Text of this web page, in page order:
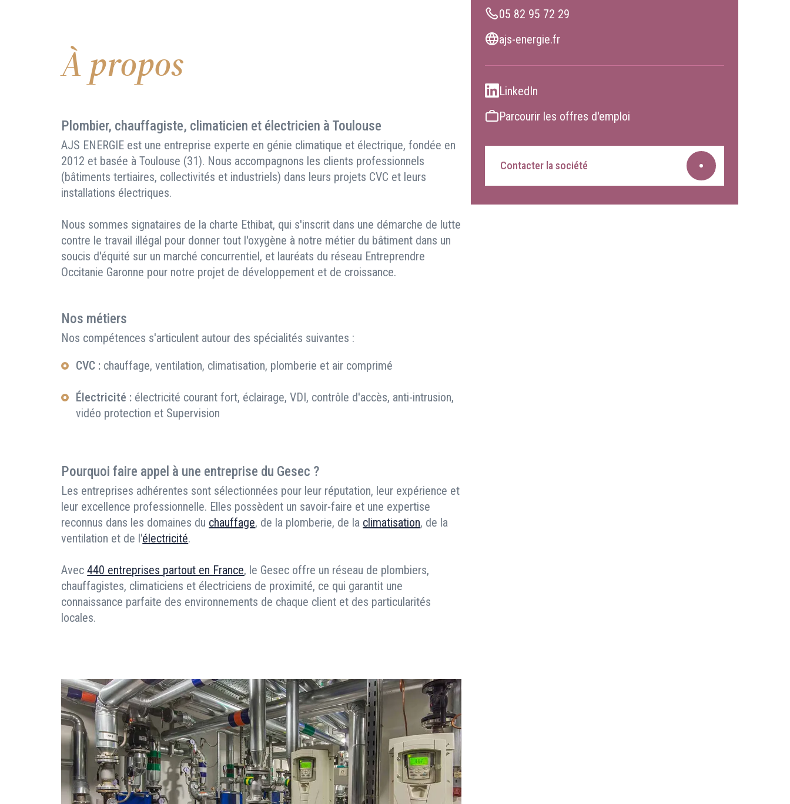
05 82 95 72 29
ajs-energie.fr
LinkedIn
Parcourir les offres d'emploi
Contacter la société
À propos
Plombier, chauffagiste, climaticien et électricien à Toulouse
AJS ENERGIE est une entreprise experte en génie climatique et électrique, fondée en
2012 et basée à Toulouse (31). Nous accompagnons les clients professionnels
(bâtiments tertiaires, collectivités et industriels) dans leurs projets CVC et leurs
installations électriques.
Nous sommes signataires de la charte Ethibat, qui s'inscrit dans une démarche de lutte
contre le travail illégal pour donner tout l'oxygène à notre métier du bâtiment dans un
soucis d'équité sur un marché concurrentiel, et lauréats du réseau Entreprendre
Occitanie Garonne pour notre projet de développement et de croissance.
Nos métiers
Nos compétences s'articulent autour des spécialités suivantes :
CVC : chauffage, ventilation, climatisation, plomberie et air comprimé
Électricité : électricité courant fort, éclairage, VDI, contrôle d'accès, anti-intrusion,
vidéo protection et Supervision
Pourquoi faire appel à une entreprise du Gesec ?
Les entreprises adhérentes sont sélectionnées pour leur réputation, leur expérience et
leur excellence professionnelle. Elles possèdent un savoir-faire et une expertise
reconnus dans les domaines du chauffage, de la plomberie, de la climatisation, de la
ventilation et de l'électricité.
Avec440 entreprises partout en France, le Gesec offre un réseau de plombiers,
chauffagistes, climaticiens et électriciens de proximité, ce qui garantit une
connaissance parfaite des environnements de chaque client et des particularités
locales.